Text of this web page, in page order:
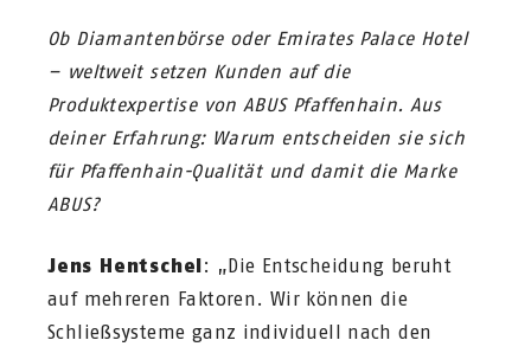
Ob Diamantenbörse oder Emirates Palace Hotel
– weltweit setzen Kunden auf die
Produktexpertise von ABUS Pfaffenhain. Aus
deiner Erfahrung: Warum entscheiden sie sich
für Pfaffenhain-Qualität und damit die Marke
ABUS?
Jens Hentschel: „Die Entscheidung beruht
auf mehreren Faktoren. Wir können die
Schließsysteme ganz individuell nach den